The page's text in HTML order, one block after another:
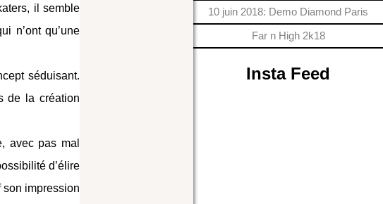
il semble
n’ont qu’une
séduisant.
de la création
avec pas mal
d’élire
son impression
10 juin 2018: Demo Diamond Paris
Far n High 2k18
Insta Feed